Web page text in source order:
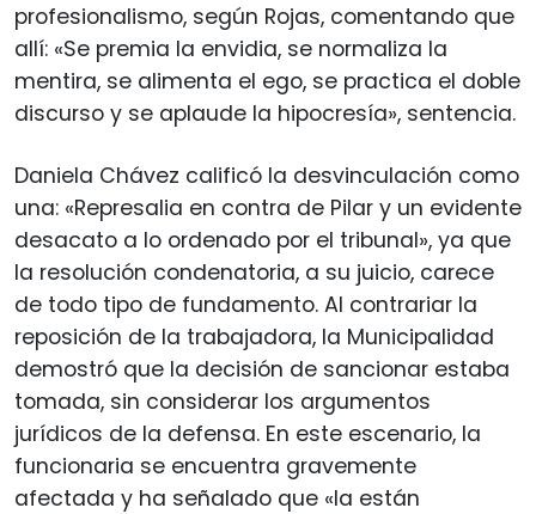
profesionalismo, según Rojas, comentando que
allí: «Se premia la envidia, se normaliza la
mentira, se alimenta el ego, se practica el doble
discurso y se aplaude la hipocresía», sentencia.
Daniela Chávez calificó la desvinculación como
una: «Represalia en contra de Pilar y un evidente
desacato a lo ordenado por el tribunal», ya que
la resolución condenatoria, a su juicio, carece
de todo tipo de fundamento. Al contrariar la
reposición de la trabajadora, la Municipalidad
demostró que la decisión de sancionar estaba
tomada, sin considerar los argumentos
jurídicos de la defensa. En este escenario, la
funcionaria se encuentra gravemente
afectada y ha señalado que «la están